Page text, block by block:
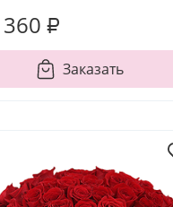
₽
Заказать